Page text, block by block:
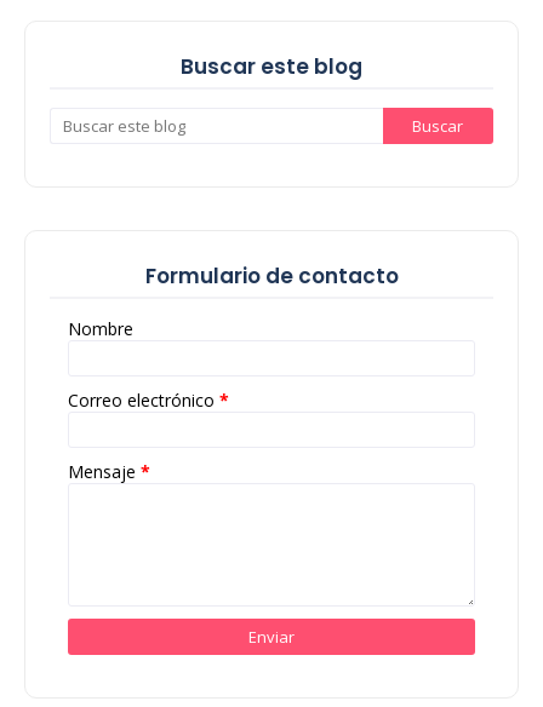
Buscar este blog
Formulario de contacto
Nombre
Correo electrónico *
Mensaje *